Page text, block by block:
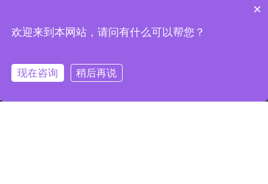
13338877447
0523-84527258
jjdaming@163.com
×
欢迎来到本网站，请问有什么可以帮您？
现在咨询 稍后再说